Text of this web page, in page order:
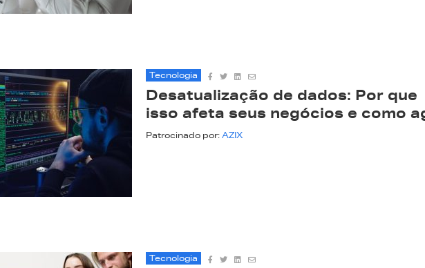
Tecnologia
Desatualização de dados: Por que
isso afeta seus negócios e como
Patrocinado por: AZIX
Tecnologia